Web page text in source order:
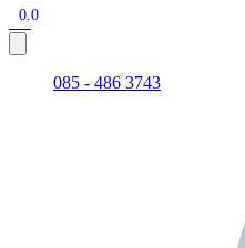
0.0
085 - 486 3743